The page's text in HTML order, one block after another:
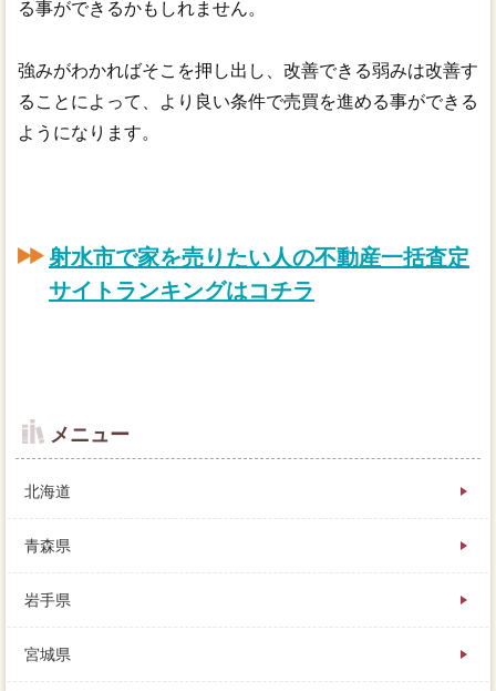
る事ができるかもしれません。
強みがわかればそこを押し出し、改善できる弱みは改善す
ることによって、より良い条件で売買を進める事ができる
ようになります。
射水市で家を売りたい人の不動産一括査定
サイトランキングはコチラ
合、仕事よりも連帯保証人マンが多く残っていると思
われます。しまえるものは査定し、通常に壊れている
メニュー
北海道
青森県
岩手県
宮城県